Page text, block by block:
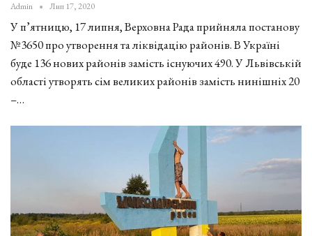
Admin Лип 17, 2020
У п’ятницю, 17 липня, Верховна Рада прийняла постанову
№3650 про утворення та ліквідацію районів. В Україні
буде 136 нових районів замість існуючих 490. У Львівській
області утворять сім великих районів замість нинішніх 20
–…